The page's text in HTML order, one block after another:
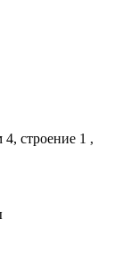
строение 1 ,